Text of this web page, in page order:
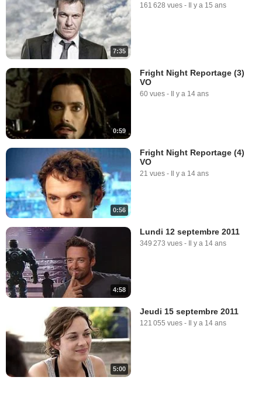
7:35
161 628 vues - Il y a 15 ans
0:59
Fright Night Reportage (3)
VO
60 vues - Il y a 14 ans
0:56
Fright Night Reportage (4)
VO
21 vues - Il y a 14 ans
4:58
Lundi 12 septembre 2011
349 273 vues - Il y a 14 ans
5:00
Jeudi 15 septembre 2011
121 055 vues - Il y a 14 ans